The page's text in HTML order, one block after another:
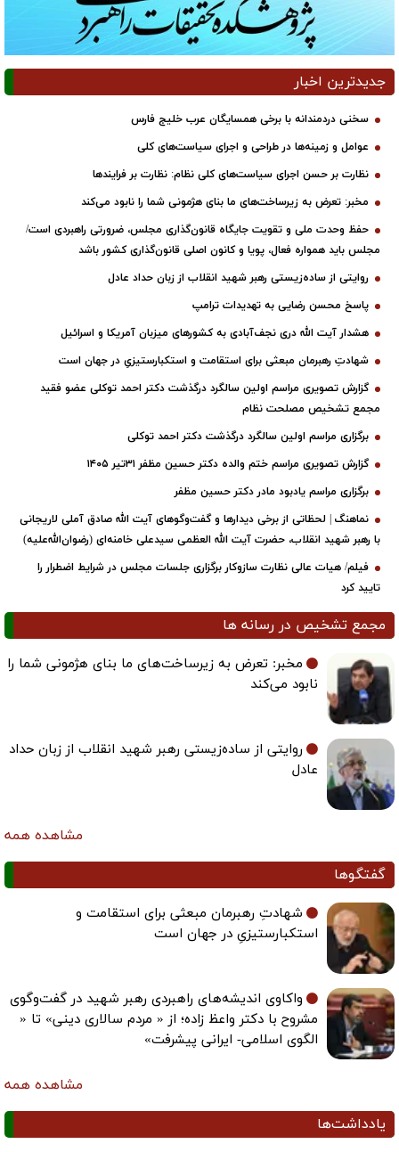
جدیدترین اخبار
سخنی دردمندانه با برخی همسایگان عرب خلیج فارس
عوامل و زمینه‌ها در طراحی و اجرای سیاست‌های کلی
نظارت بر حسن اجرای سیاست‌های کلی نظام: نظارت بر فرایندها
مخبر: تعرض به زیرساخت‌های ما بنای هژمونی شما را نابود می‌کند
حفظ وحدت ملی و تقویت جایگاه قانون‌گذاری مجلس، ضرورتی راهبردی است/
مجلس باید همواره فعال، پویا و کانون اصلی قانون‌گذاری کشور باشد
روایتی از ساده‌زیستی رهبر شهید انقلاب از زبان حداد عادل
پاسخ محسن رضایی به تهدیدات ترامپ
هشدار آیت الله دری نجف‌آبادی به کشورهای میزبان آمریکا و اسرائیل
شهادتِ رهبرمان مبعثی برای استقامت و استکبارستیزیِ در جهان است
گزارش تصویری مراسم اولین سالگرد درگذشت دکتر احمد توکلی عضو فقید
مجمع تشخیص مصلحت نظام
برگزاری مراسم اولین سالگرد درگذشت دکتر احمد توکلی
گزارش تصویری مراسم ختم والده دکتر حسین مظفر ۳۱تیر ۱۴۰۵
برگزاری مراسم یادبود مادر دکتر حسین مظفر
نماهنگ | لحظاتی از برخی دیدارها و گفت‌وگوهای آیت ‌الله صادق آملی لاریجانی
با رهبر شهید انقلاب، حضرت آیت‌ الله العظمی سیدعلی خامنه‌ای (رضوان‌الله‌علیه)
فیلم/ هیات عالی نظارت سازوکار برگزاری جلسات مجلس در شرایط اضطرار را
تایید کرد
مجمع تشخیص در رسانه ها
مخبر: تعرض به زیرساخت‌های ما بنای هژمونی شما را
نابود می‌کند
روایتی از ساده‌زیستی رهبر شهید انقلاب از زبان حداد
عادل
مشاهده همه
گفتگوها
شهادتِ رهبرمان مبعثی برای استقامت و
استکبارستیزیِ در جهان است
واکاوی اندیشه‌های راهبردی رهبر شهید در گفت‌وگوی
مشروح با دکتر واعظ زاده؛ از « مردم سالاری دینی» تا «
الگوی اسلامی- ایرانی پیشرفت»
مشاهده همه
یادداشت‌ها